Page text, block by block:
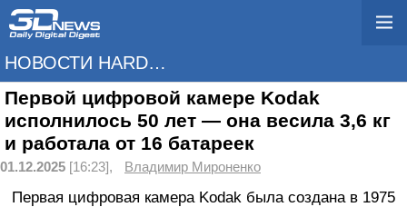
НОВОСТИ HARDWARE
Первой цифровой камере Kodak
исполнилось 50 лет — она весила 3,6 кг
и работала от 16 батареек
01.12.2025 [16:23], Владимир Мироненко
Первая цифровая камера Kodak была создана в 1975